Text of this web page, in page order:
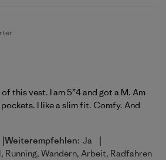
this vest. I am 5”4 and got a M. Am
pockets. I like a slim fit. Comfy. And
|Weiterempfehlen: Ja |
Running, Wandern, Arbeit, Radfahren